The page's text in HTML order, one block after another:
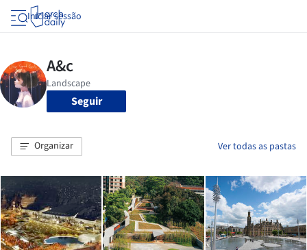
Iniciar sessão
Seguir
Organizar Ver todas as pastas